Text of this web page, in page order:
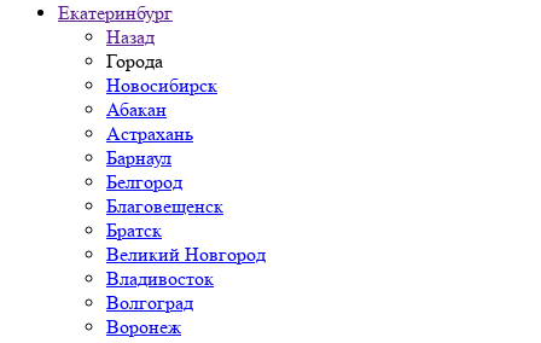
Екатеринбург
Назад
Города
Новосибирск
Абакан
Астрахань
Барнаул
Белгород
Благовещенск
Братск
Великий Новгород
Владивосток
Волгоград
Воронеж